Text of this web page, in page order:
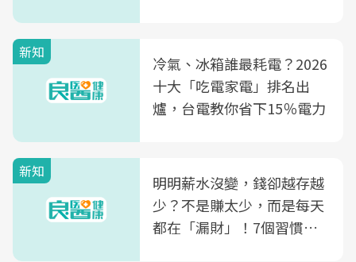
新知
冷氣、冰箱誰最耗電？2026
十大「吃電家電」排名出
爐，台電教你省下15％電力
新知
明明薪水沒變，錢卻越存越
少？不是賺太少，而是每天
都在「漏財」！7個習慣一